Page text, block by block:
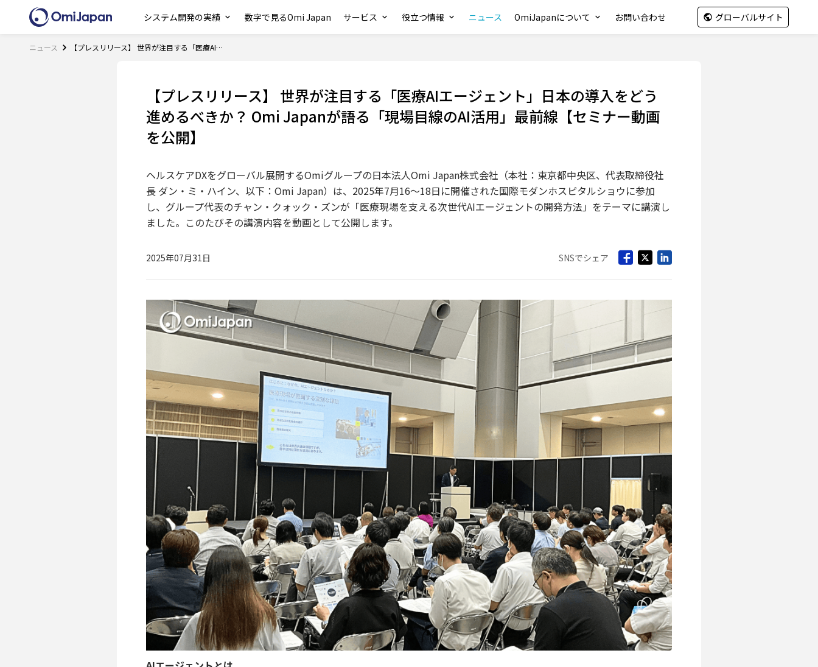
システム開発の実績 数字で見るOmi Japan サービス 役立つ情報 ニュース OmiJapanについて お問い合わせ グローバルサイト
ニュース 【プレスリリース】 世界が注目する「医療AIエージェント」日本の導入をどう進めるべきか？ Omi Japanが語る「現場目線のAI活用」最前線【セミナー動画を公開】
【プレスリリース】 世界が注目する「医療AIエージェント」日本の導入をどう
進めるべきか？ Omi Japanが語る「現場目線のAI活用」最前線【セミナー動画
を公開】
ヘルスケアDXをグローバル展開するOmiグループの日本法人Omi Japan株式会社（本社：東京都中央区、代表取締役社
長 ダン・ミ・ハイン、以下：Omi Japan）は、2025年7月16〜18日に開催された国際モダンホスピタルショウに参加
し、グループ代表のチャン・クォック・ズンが「医療現場を支える次世代AIエージェントの開発方法」をテーマに講演し
ました。このたびその講演内容を動画として公開します。
2025年07月31日 SNSでシェア